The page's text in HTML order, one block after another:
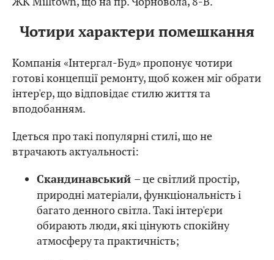
Чотири характери помешкання
Компанія «Інтергал-Буд» пропонує чотири
готові концепції ремонту, щоб кожен міг обрати
інтер'єр, що відповідає стилю життя та
вподобанням.
Ідеться про такі популярні стилі, що не
втрачають актуальності:
Скандинавський – це світлий простір,
природні матеріали, функціональність і
багато денного світла. Такі інтер'єри
обирають люди, які цінують спокійну
атмосферу та практичність;